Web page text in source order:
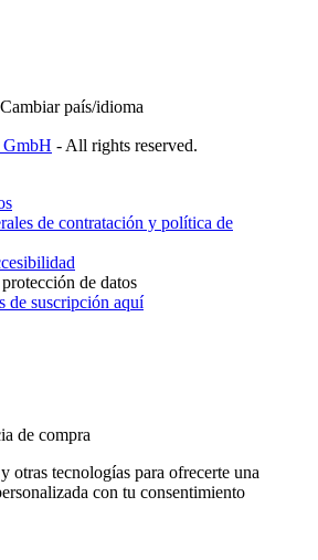
Cambiar país/idioma
GmbH - All rights reserved.
de contratación y política de
de datos
de suscripción aquí
de compra
otras tecnologías para ofrecerte una
con tu consentimiento